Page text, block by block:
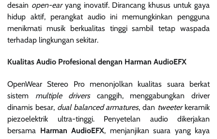
desain open-earyang inovatif. Dirancang khusus untuk gaya
hidup aktif, perangkat audio ini memungkinkan pengguna
menikmati musik berkualitas tinggi sambil tetap waspada
terhadap lingkungan sekitar.
Kualitas Audio Profesional dengan Harman AudioEFX
OpenWear Stereo Pro menonjolkan kualitas suara berkat
sistem multiple driverscanggih, menggabungkan driver
dinamis besar, dual balanced armatures, dan tweeterkeramik
piezoelektrik ultra-tinggi. Penyetelan audio dikerjakan
bersama Harman AudioEFX, menjanjikan suara yang kaya